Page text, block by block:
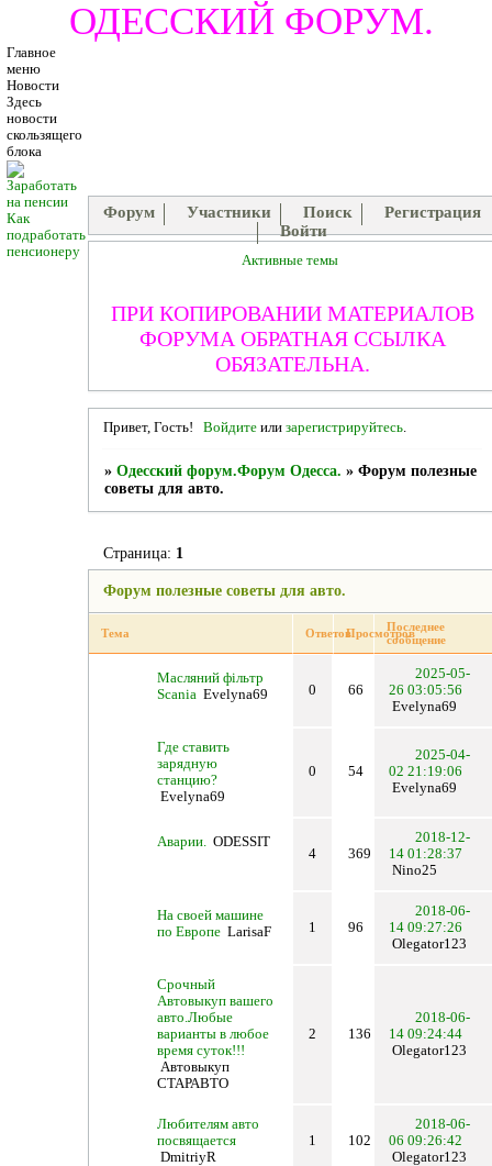
ОДЕССКИЙ ФОРУМ.
Главное
меню
Новости
Здесь
новости
скользящего
блока
Как
подработать
пенсионеру
Форум Участники Поиск
Регистрация
Войти
Активные темы
ПРИ КОПИРОВАНИИ МАТЕРИАЛОВ
ФОРУМА ОБРАТНАЯ ССЫЛКА
ОБЯЗАТЕЛЬНА.
Привет, Гость! Войдитеили зарегистрируйтесь.
» Одесский форум.Форум Одесса. » Форум полезные
советы для авто.
Форум полезные советы для авто.
Страница: 1
Тема ОтветовПросмотровПоследнее
сообщение
Масляний фільтр
Scania Evelyna69 0 66
2025-05-
26 03:05:56
Evelyna69
Где ставить
зарядную
станцию?
Evelyna69
0 54
2025-04-
02 21:19:06
Evelyna69
Аварии. ODESSIT
4 369
2018-12-
14 01:28:37
Nino25
На своей машине
по Европе LarisaF 1 96
2018-06-
14 09:27:26
Olegator123
Срочный
Автовыкуп вашего
авто.Любые
варианты в любое
время суток!!!
Автовыкуп
СТАРАВТО
2 136
2018-06-
14 09:24:44
Olegator123
Любителям авто
посвящается
DmitriyR
1 102
2018-06-
06 09:26:42
Olegator123